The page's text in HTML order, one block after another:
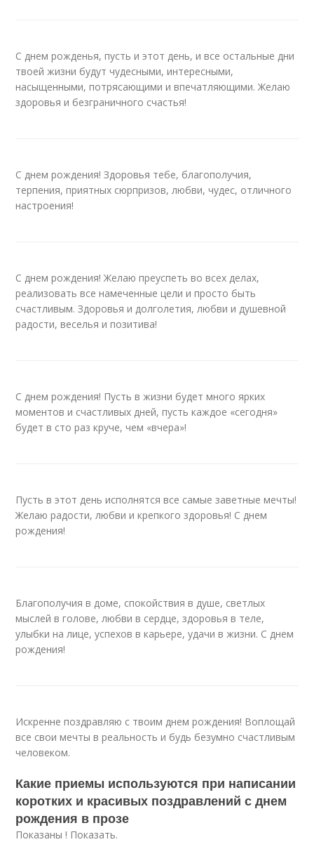
С днем рожденья, пусть и этот день, и все остальные дни
твоей жизни будут чудесными, интересными,
насыщенными, потрясающими и впечатляющими. Желаю
здоровья и безграничного счастья!
С днем рождения! Здоровья тебе, благополучия,
терпения, приятных сюрпризов, любви, чудес, отличного
настроения!
С днем рождения! Желаю преуспеть во всех делах,
реализовать все намеченные цели и просто быть
счастливым. Здоровья и долголетия, любви и душевной
радости, веселья и позитива!
С днем рождения! Пусть в жизни будет много ярких
моментов и счастливых дней, пусть каждое «сегодня»
будет в сто раз круче, чем «вчера»!
Пусть в этот день исполнятся все самые заветные мечты!
Желаю радости, любви и крепкого здоровья! С днем
рождения!
Благополучия в доме, спокойствия в душе, светлых
мыслей в голове, любви в сердце, здоровья в теле,
улыбки на лице, успехов в карьере, удачи в жизни. С днем
рождения!
Искренне поздравляю с твоим днем рождения! Воплощай
все свои мечты в реальность и будь безумно счастливым
человеком.
Какие приемы используются при написании
коротких и красивых поздравлений с днем
рождения в прозе
Показаны ! Показать.